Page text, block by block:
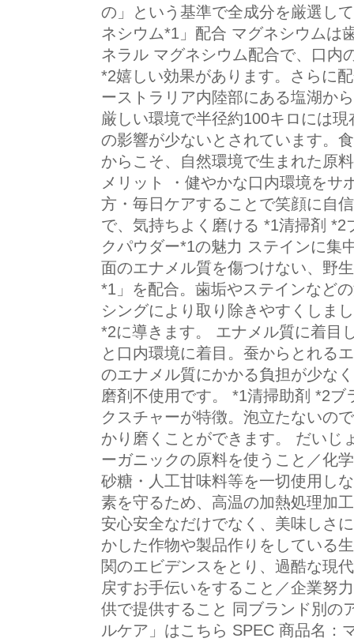
の」という基準で全成分を厳選し
ネシウム*1」配合 マグネシウムは
ネラル マグネシウム配合で、口内
*2嬉しい効果があります。さらに
ーストラリア内陸部にある塩湖か
厳しい環境で半径約100キロには
の影響が少ないとされています。
からこそ、自然環境で生まれた原
メリット ・健やかな口内環境をサ
方・毎日ケアすることで笑顔に自
で、気持ちよく磨ける *1清掃剤
クパウダー*1の魅力 ステインに集
面のエナメル質を傷つけない、野
*1」を配合。歯垢やステインなど
シングにより取り除きやすくしま
*2に導きます。 エナメル質に着目
と口内環境に着目。蚕からとれる
のエナメル質にかかる負担が少な
磨剤不使用です。 *1清掃助剤 *2
クスチャーが特徴。泡立たないの
かり磨くことができます。 だいじ
ーガニックの原料を使うこと／化
砂糖・人工甘味料等を一切使用し
素を守るため、高温の加熱処理加
安心安全なだけでなく、美味しさ
かした作物や製品作りをしている
関のエビデンスをとり、過酷な現
戻すお手伝いをすること／企業努
供で提供すること 同ブランド別の
ルケア」はこちら SPEC 商品名：